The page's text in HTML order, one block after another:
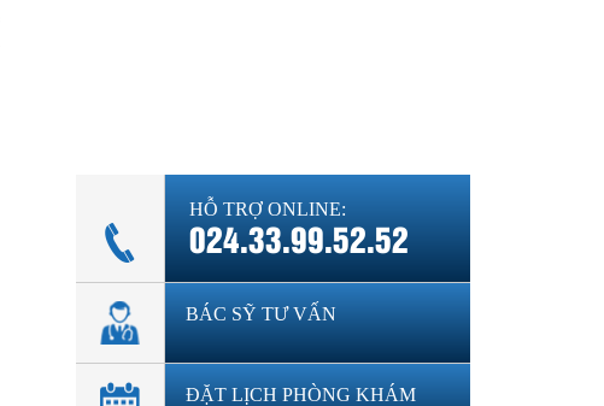
HỖ TRỢ ONLINE:
024.33.99.52.52
BÁC SỸ TƯ VẤN
ĐẶT LỊCH PHÒNG KHÁM